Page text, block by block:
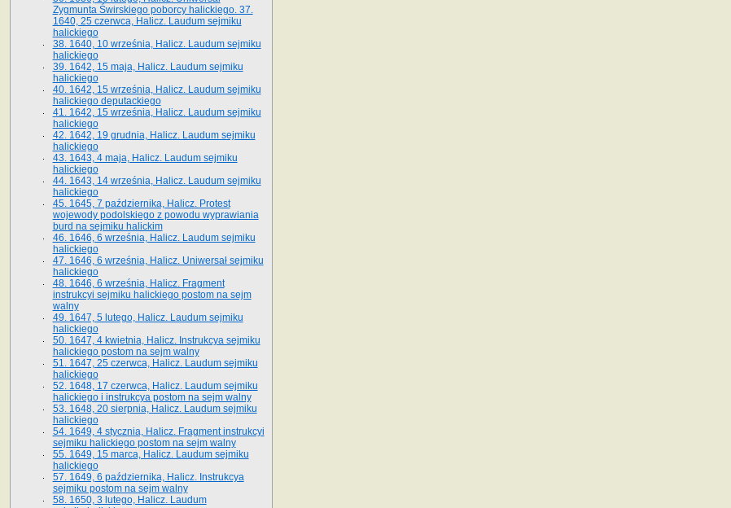
Zygmunta Świrskiego poborcy halickiego. 37.
1640, 25 czerwca, Halicz. Laudum sejmiku
halickiego
38. 1640, 10 września, Halicz. Laudum sejmiku
halickiego
39. 1642, 15 maja, Halicz. Laudum sejmiku
halickiego
40. 1642, 15 września, Halicz. Laudum sejmiku
halickiego deputackiego
41. 1642, 15 września, Halicz. Laudum sejmiku
halickiego
42. 1642, 19 grudnia, Halicz. Laudum sejmiku
halickiego
43. 1643, 4 maja, Halicz. Laudum sejmiku
halickiego
44. 1643, 14 września, Halicz. Laudum sejmiku
halickiego
45. 1645, 7 października, Halicz. Protest
wojewody podolskiego z powodu wyprawiania
burd na sejmiku halickim
46. 1646, 6 września, Halicz. Laudum sejmiku
halickiego
47. 1646, 6 września, Halicz. Uniwersał sejmiku
halickiego
48. 1646, 6 września, Halicz. Fragment
instrukcyi sejmiku halickiego postom na sejm
walny
49. 1647, 5 lutego, Halicz. Laudum sejmiku
halickiego
50. 1647, 4 kwietnia, Halicz. Instrukcya sejmiku
halickiego postom na sejm walny
51. 1647, 25 czerwca, Halicz. Laudum sejmiku
halickiego
52. 1648, 17 czerwca, Halicz. Laudum sejmiku
halickiego i instrukcya postom na sejm walny
53. 1648, 20 sierpnia, Halicz. Laudum sejmiku
halickiego
54. 1649, 4 stycznia, Halicz. Fragment instrukcyi
sejmiku halickiego postom na sejm walny
55. 1649, 15 marca, Halicz. Laudum sejmiku
halickiego
57. 1649, 6 października, Halicz. Instrukcya
sejmiku postom na sejm walny
58. 1650, 3 lutego, Halicz. Laudum